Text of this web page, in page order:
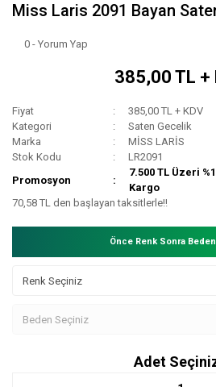
Miss Laris 2091 Bayan
0 - Yorum Yap
385,00 TL +
Fiyat
385,00 TL + KDV
Kategori
Saten Gecelik
Marka
MİSS LARİS
Stok Kodu
LR2091
Promosyon
7.500 TL Üzeri
Kargo
70,58 TL den başlayan taksitlerle!!
Önce Renk Sonra
Adet